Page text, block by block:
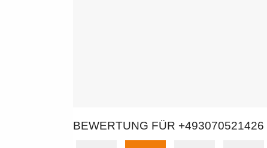
BEWERTUNG FÜR +493070521426